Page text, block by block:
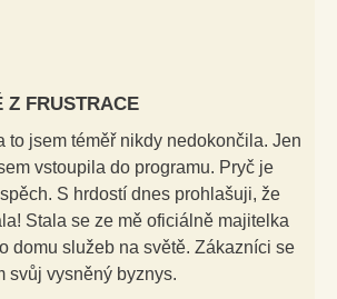
Z FRUSTRACE
to jsem téměř nikdy nedokončila. Jen
vstoupila do programu. Pryč je
S hrdostí dnes prohlašuji, že
Stala se ze mě oficiálně majitelka
domu služeb na světě. Zákazníci se
svůj vysněný byznys.